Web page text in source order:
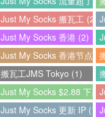
Just My Socks 搬瓦工 (2)
Just My Socks 香港 (2)
Just My Socks 香港节点
搬瓦工JMS Tokyo (1)
Just My Socks $2.88 下架
Just My Socks 更新 IP (1)